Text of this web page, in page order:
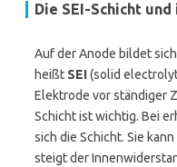
Die SEI-Schicht
Auf der Anode bildet
heißt SEI(solid
Elektrode vor ständiger
Schicht ist wichtig. Bei
sich die Schicht. Sie
steigt der